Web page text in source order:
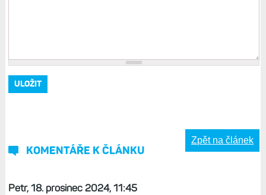
KOMENTÁŘE K ČLÁNKU
Zpět na článek
Petr, 18. prosinec 2024, 11:45